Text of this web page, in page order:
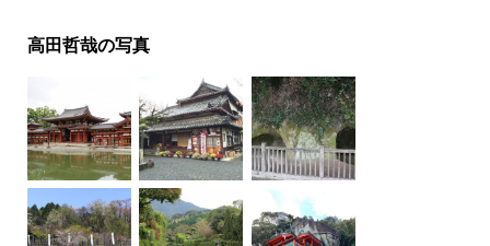
高田哲哉の写真